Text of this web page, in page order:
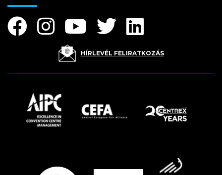
HÍRLEVÉL FELIRATKOZÁS